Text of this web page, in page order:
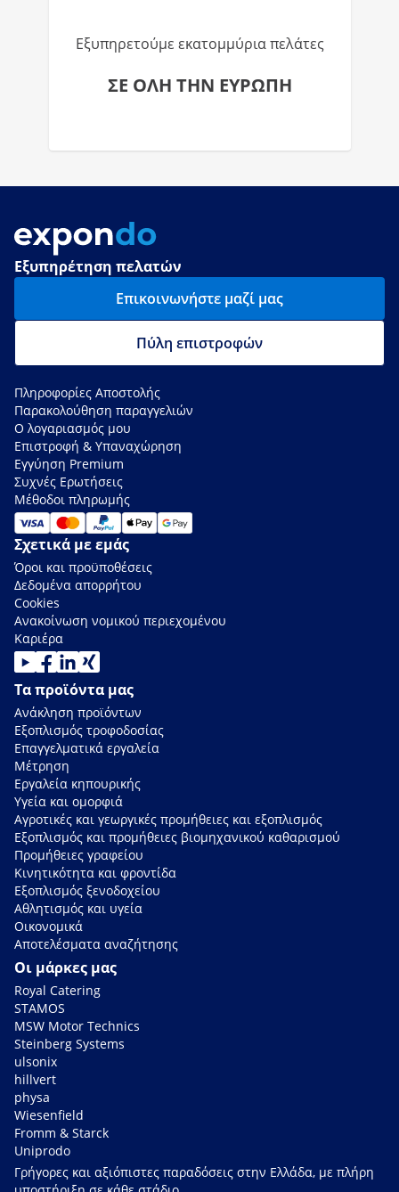
Εξυπηρετούμε εκατομμύρια πελάτες
ΣΕ ΟΛΗ ΤΗΝ ΕΥΡΩΠΗ
Εξυπηρέτηση πελατών
Επικοινωνήστε μαζί μας
Πύλη επιστροφών
Πληροφορίες Αποστολής
Παρακολούθηση παραγγελιών
Ο λογαριασμός μου
Επιστροφή & Υπαναχώρηση
Εγγύηση Premium
Συχνές Ερωτήσεις
Μέθοδοι πληρωμής
Σχετικά με εμάς
Όροι και προϋποθέσεις
Δεδομένα απορρήτου
Cookies
Ανακοίνωση νομικού περιεχομένου
Καριέρα
Τα προϊόντα μας
Ανάκληση προϊόντων
Εξοπλισμός τροφοδοσίας
Επαγγελματικά εργαλεία
Μέτρηση
Εργαλεία κηπουρικής
Υγεία και ομορφιά
Αγροτικές και γεωργικές προμήθειες και εξοπλισμός
Εξοπλισμός και προμήθειες βιομηχανικού καθαρισμού
Προμήθειες γραφείου
Κινητικότητα και φροντίδα
Εξοπλισμός ξενοδοχείου
Αθλητισμός και υγεία
Οικονομικά
Αποτελέσματα αναζήτησης
Οι μάρκες μας
Royal Catering
STAMOS
MSW Motor Technics
Steinberg Systems
ulsonix
hillvert
physa
Wiesenfield
Fromm & Starck
Uniprodo
Γρήγορες και αξιόπιστες παραδόσεις στην Ελλάδα, με πλήρη